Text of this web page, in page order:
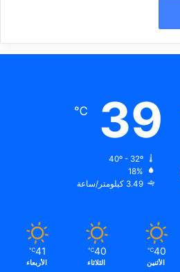
39
℃
18%
3.49 كيلومتر/ساعة
40
℃
الأثنين
40
℃
الثلاثاء
41
℃
الأربعاء